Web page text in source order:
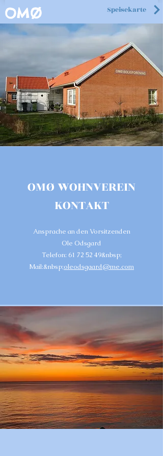
Speisekarte
OMØ
OMØ WOHNVEREIN
KONTAKT
Ansprache an den Vorsitzenden
Ole Odsgard
Telefon: 61 72 52 49&nbsp;
Mail:&nbsp;oleodsgaard@me.com